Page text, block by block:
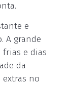
e
A grande
e dias
da
extras no